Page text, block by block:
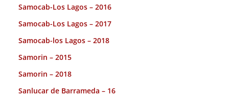
Samocab-Los Lagos – 2016
Samocab-Los Lagos – 2017
Samocab-los Lagos – 2018
Samorin – 2015
Samorin – 2018
Sanlucar de Barrameda – 16